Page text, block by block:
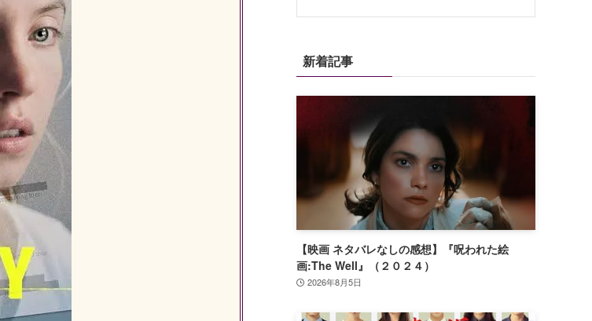
新着記事
【映画 ネタバレなしの感想】『呪われた絵
画:The Well』（２０２４）
2026年8月5日